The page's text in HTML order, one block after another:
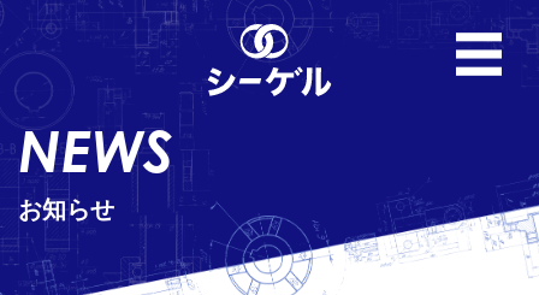
NEWS
お知らせ